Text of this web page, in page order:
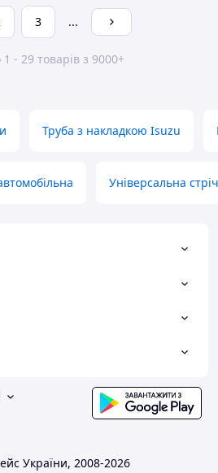
3 ...
- 29 товарів з 9000+
Труба з накладкою Isuzu
Універсальна
України, 2008-2026